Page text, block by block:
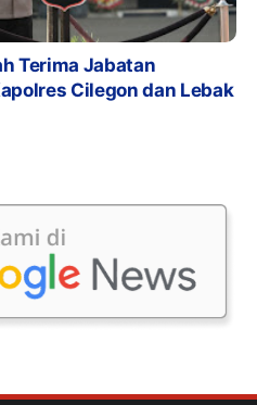
Terima Jabatan
Cilegon dan Lebak